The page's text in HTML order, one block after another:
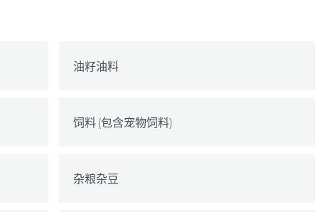
油籽油料
饲料 (包含宠物饲料)
杂粮杂豆